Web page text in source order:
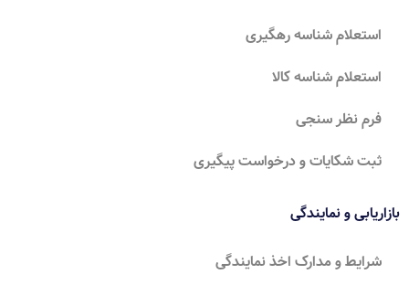
استعلام شناسه رهگیری
استعلام شناسه کالا
فرم نظر سنجی
ثبت شکایات و درخواست پیگیری
بازاریابی و نمایندگی
شرایط و مدارک اخذ نمایندگی